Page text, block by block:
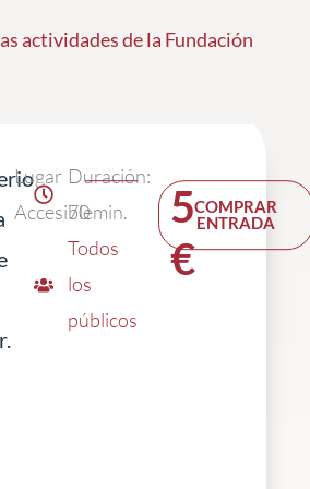
actividades de la Fundación
Lugar
Accesible
Duración:
70 min.
Todos
los
públicos
5
€
COMPRAR
ENTRADA